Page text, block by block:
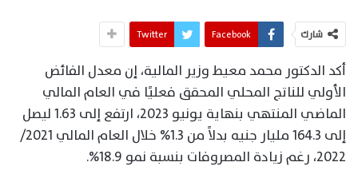
شارك Facebook
Twitter
أكد الدكتور محمد معيط وزير المالية، إن معدل الفائض
الأولي للناتج المحلي المحقق فعليًا في العام المالي
الماضي المنتهي بنهاية يونيو 2023، ارتفع إلى 1.63 ليصل
إلى 164.3 مليار جنيه بدلاً من 1.3% خلال العام المالي 2021/
2022، رغم زيادة المصروفات بنسبة نمو 18.9%.